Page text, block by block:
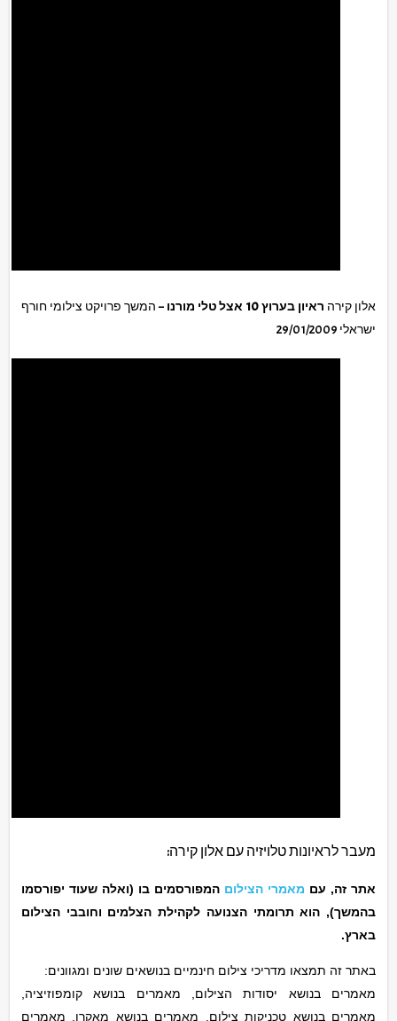
אלון קירה ראיון בערוץ 10 אצל טלי מורנו
– המשך פרויקט צילומי חורף
ישראלי 29/01/2009
מעבר לראיונות טלויזיה עם אלון קירה:
אתר זה, עם מאמרי הצילום המפורסמים בו (ואלה שעוד יפורסמו
בהמשך), הוא תרומתי הצנועה לקהילת הצלמים וחובבי הצילום
בארץ.
באתר זה תמצאו מדריכי צילום חינמיים בנושאים שונים ומגוונים:
מאמרים בנושא יסודות הצילום, מאמרים בנושא קומפוזיציה,
מאמרים בנושא טכניקות צילום, מאמרים בנושא מאקרו, מאמרים